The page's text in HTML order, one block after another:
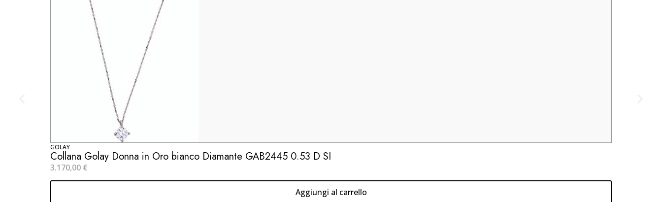
GOLAY
Collana Golay Donna in Oro bianco Diamante GAB2445 0.53 D SI
3.170,00 €
Aggiungi al carrello